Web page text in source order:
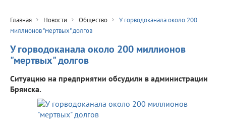
Главная Новости Общество
У горводоканала около 200
миллионов "мертвых" долгов
У горводоканала около 200 миллионов
"мертвых" долгов
Ситуацию на предприятии обсудили в администрации
Брянска.